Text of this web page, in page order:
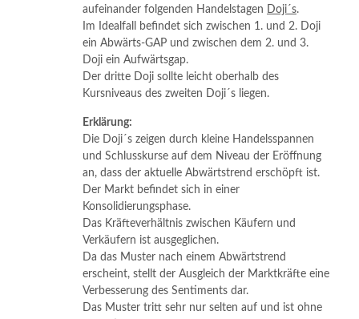
aufeinander folgenden Handelstagen Doji´s.
Im Idealfall befindet sich zwischen 1. und 2. Doji
ein Abwärts-GAP und zwischen dem 2. und 3.
Doji ein Aufwärtsgap.
Der dritte Doji sollte leicht oberhalb des
Kursniveaus des zweiten Doji´s liegen.
Erklärung:
Die Doji´s zeigen durch kleine Handelsspannen
und Schlusskurse auf dem Niveau der Eröffnung
an, dass der aktuelle Abwärtstrend erschöpft ist.
Der Markt befindet sich in einer
Konsolidierungsphase.
Das Kräfteverhältnis zwischen Käufern und
Verkäufern ist ausgeglichen.
Da das Muster nach einem Abwärtstrend
erscheint, stellt der Ausgleich der Marktkräfte eine
Verbesserung des Sentiments dar.
Das Muster tritt sehr nur selten auf und ist ohne